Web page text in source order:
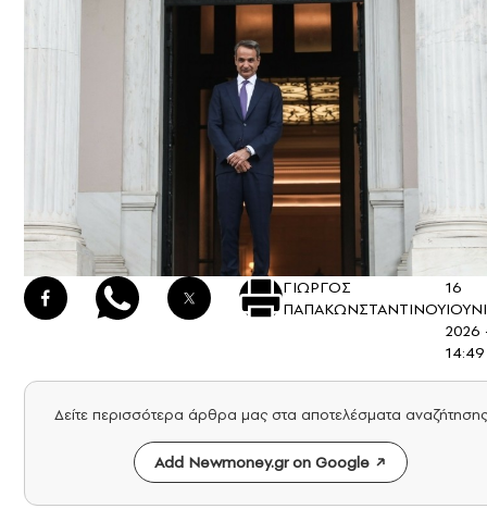
ΓΙΩΡΓΟΣ
ΠΑΠΑΚΩΝΣΤΑΝΤΙΝΟΥ
16
2026
14:49
Δείτε περισσότερα άρθρα μας στα αποτελέσματα αναζήτησης
Add Newmoney.gr on Google